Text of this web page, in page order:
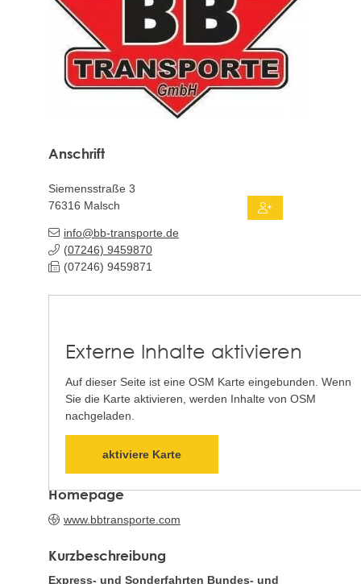
Externe Inhalte aktivieren
Auf dieser Seite ist eine OSM Karte eingebunden. Wenn
Sie die Karte aktivieren, werden Inhalte von OSM
nachgeladen.
aktiviere Karte
Anschrift
Siemensstraße 3
76316 Malsch
info@bb-transporte.de
(07246) 9459870
(07246) 9459871
Homepage
www.bbtransporte.com
Kurzbeschreibung
Express- und Sonderfahrten Bundes- und